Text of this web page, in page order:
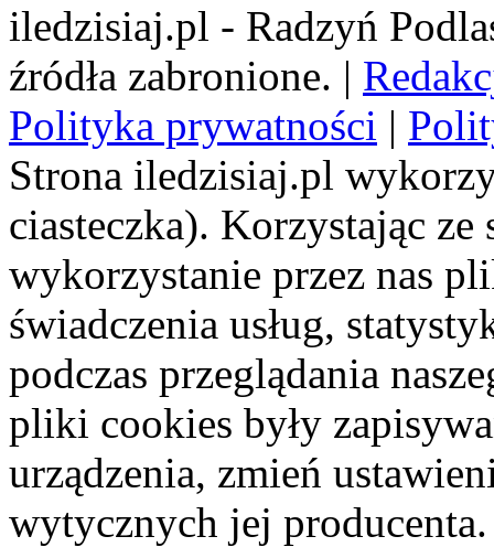
iledzisiaj.pl - Radzyń
źródła zabronione. |
Polityka prywatności |
Strona iledzisiaj.pl
ciasteczka). Korzystając
wykorzystanie przez nas
świadczenia usług,
podczas przeglądania
pliki cookies były
urządzenia, zmień
wytycznych jej producenta.